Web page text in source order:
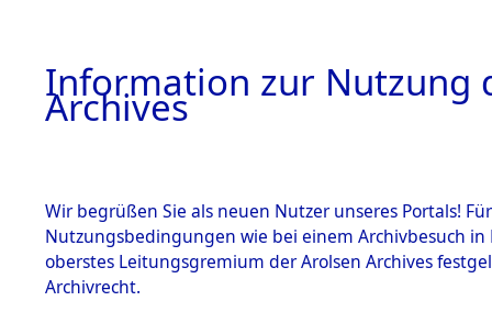
Information zur Nutzung
Archives
Wir begrüßen Sie als neuen Nutzer unseres Portals!
Nutzungsbedingungen wie bei einem Archivbesuch
oberstes Leitungsgremium der Arolsen Archives
Archivrecht.